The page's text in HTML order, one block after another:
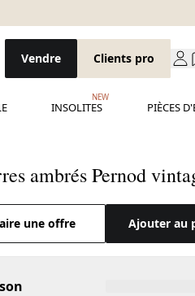
Vendre Clients pro
INSOLITES
NEW
PIÈCES
ambrés Pernod
une offre Ajouter au